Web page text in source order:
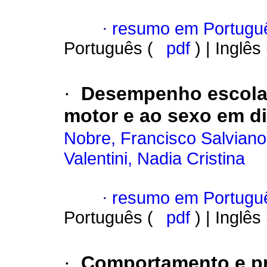
· resumo em
Português (
pdf ) |
·
Desempenho
motor e ao sexo em
Nobre, Francisco
Valentini, Nadia Cristina
· resumo em
Português (
pdf ) |